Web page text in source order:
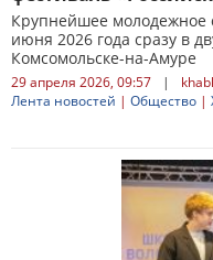
Крупнейшее молодежное
июня 2026 года сразу в
Комсомольске-на-Амуре
29 апреля 2026, 09:57 |
Лента новостей | Общество |